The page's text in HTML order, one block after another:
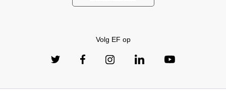
Volg EF op